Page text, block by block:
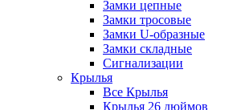
Замки цепные
Замки тросовые
Замки U-образные
Замки складные
Сигнализации
Крылья
Все Крылья
Крылья 26 дюймов